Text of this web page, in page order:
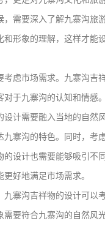
，需要深入了解九寨沟旅
和形象的理解，这样才能
考虑市场需求。九寨沟吉
对于九寨沟的认知和情感
设计需要融入当地的自然
九寨沟的特色。同时，考
的设计也需要能够吸引不
好地满足市场需求。
九寨沟吉祥物的设计可以
需要符合九寨沟的自然风